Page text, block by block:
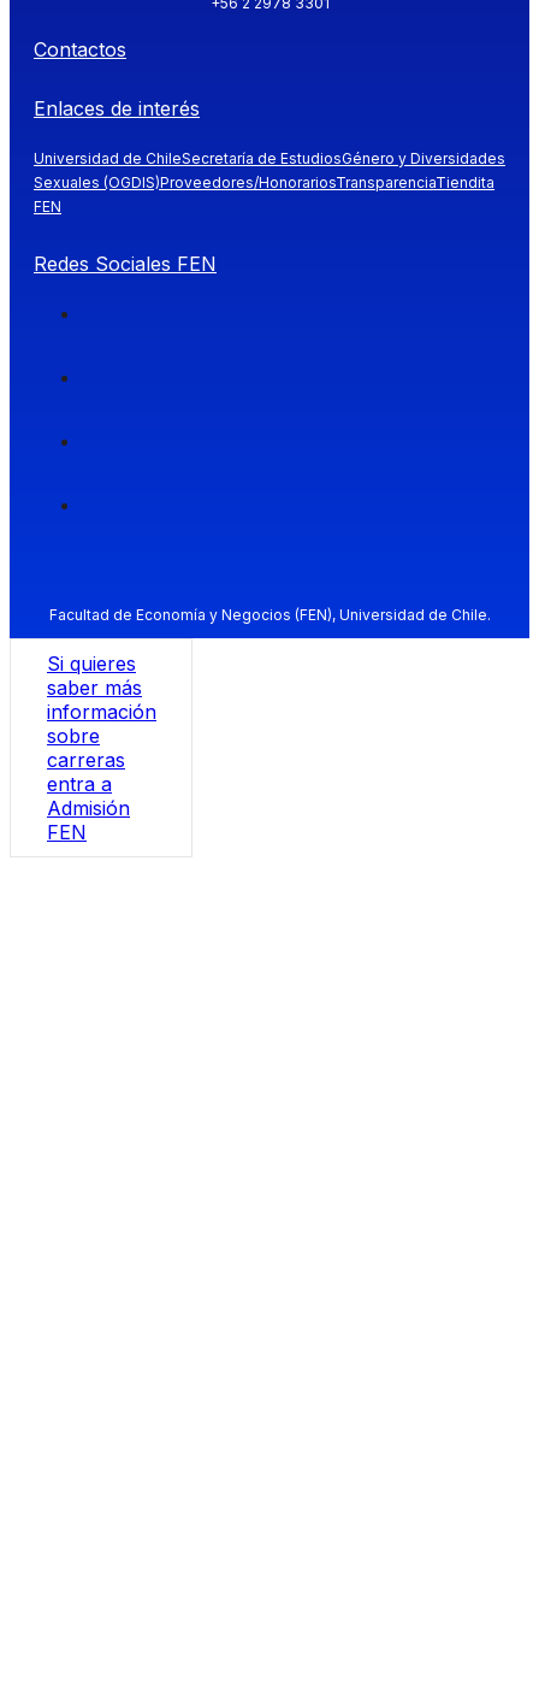
Contactos
Enlaces de interés
Universidad de ChileSecretaría de EstudiosGénero y Diversidades
Sexuales (OGDIS)Proveedores/HonorariosTransparenciaTiendita
FEN
Redes Sociales FEN
Facultad de Economía y Negocios (FEN), Universidad de Chile.
Si quieres
saber más
información
sobre
carreras
entra a
Admisión
FEN